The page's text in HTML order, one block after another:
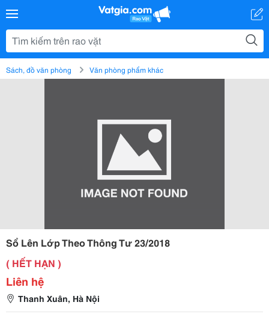
Sách, đồ văn phòng Văn phòng phẩm khác
Sổ Lên Lớp Theo Thông Tư 23/2018
( HẾT HẠN )
Liên hệ
Thanh Xuân, Hà Nội